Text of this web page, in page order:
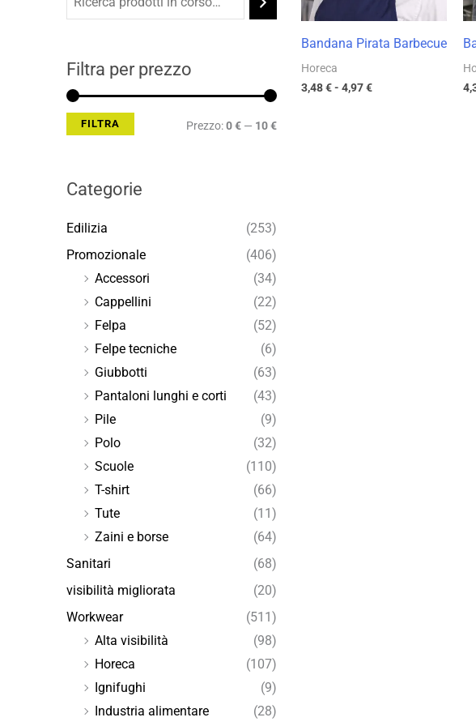
Filtra per prezzo
FILTRA Prezzo:0 €— 10 €
Categorie
Edilizia
(253)
Promozionale
(406)
Accessori
(34)
Cappellini
(22)
Felpa
(52)
Felpe tecniche
(6)
Giubbotti
(63)
Pantaloni lunghi e corti
(43)
Pile
(9)
Polo
(32)
Scuole
(110)
T-shirt
(66)
Tute
(11)
Zaini e borse
(64)
Sanitari
(68)
visibilità migliorata
(20)
Workwear
(511)
Alta visibilità
(98)
Horeca
(107)
Ignifughi
(9)
Industria alimentare
(28)
Bandana Pirata Barbecue
Horeca
3,48€- 4,97€